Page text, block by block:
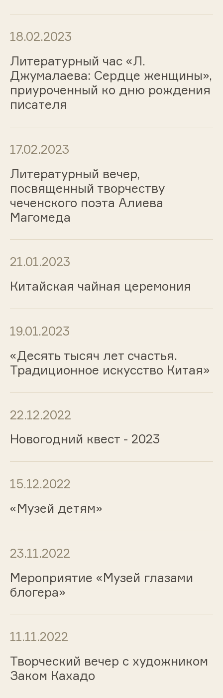
18.02.2023
Литературный час «Л.
Джумалаева: Сердце женщины»,
приуроченный ко дню рождения
писателя
17.02.2023
Литературный вечер,
посвященный творчеству
чеченского поэта Алиева
Магомеда
21.01.2023
Китайская чайная церемония
19.01.2023
«Десять тысяч лет счастья.
Традиционное искусство Китая»
22.12.2022
Новогодний квест - 2023
15.12.2022
«Музей детям»
23.11.2022
Мероприятие «Музей глазами
блогера»
11.11.2022
Творческий вечер c художником
Заком Кахадо